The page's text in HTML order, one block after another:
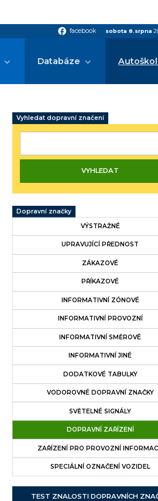
facebook facebook sobota 8.srpna
Databáze
Vyhledat dopravní značení
Dopravní značky
VÝSTRAŽNÉ
UPRAVUJÍCÍ PŘEDNOST
ZÁKAZOVÉ
PŘÍKAZOVÉ
INFORMATIVNÍ ZÓNOVÉ
INFORMATIVNÍ PROVOZNÍ
INFORMATIVNÍ SMĚROVÉ
INFORMATIVNÍ JINÉ
DODATKOVÉ TABULKY
VODOROVNÉ DOPRAVNÍ ZNAČKY
SVĚTELNÉ SIGNÁLY
DOPRAVNÍ ZAŘÍZENÍ
ZAŘÍZENÍ PRO PROVOZNÍ
SPECIÁLNÍ OZNAČENÍ VOZIDEL
TEST ZNALOSTI DOPRAVNÍCH